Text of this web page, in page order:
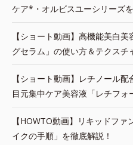
ケア*・オルビスユーシリーズ
【ショート動画】高機能美白
グセラム」の使い方＆テクスチ
【ショート動画】レチノール
目元集中ケア美容液「レチフォ
【HOWTO動画】リキッドフ
イクの手順」を徹底解説！